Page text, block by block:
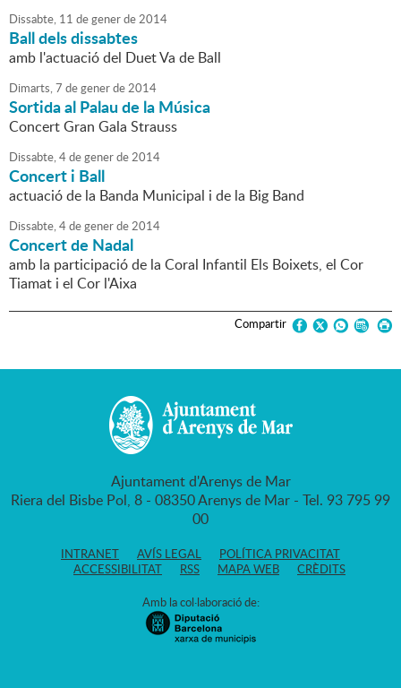
Dissabte, 11 degenerde2014
Ball dels dissabtes
amb l'actuació del Duet Va de Ball
Dimarts,7 degenerde2014
Sortida al Palau de la Música
Concert Gran Gala Strauss
Dissabte,4degenerde2014
Concert i Ball
actuació de la Banda Municipal i de la Big Band
Dissabte,4degenerde2014
Concert de Nadal
amb la participació de la Coral Infantil Els Boixets, el Cor
Tiamat i el Cor l'Aixa
Compartir
Ajuntament d'Arenys de Mar
Riera del Bisbe Pol, 8 - 08350 Arenys de Mar - Tel. 93 795 99
00
INTRANET AVÍS LEGAL
POLÍTICA PRIVACITAT
ACCESSIBILITAT
RSS MAPA WEB CRÈDITS
Amb la col·laboració de: